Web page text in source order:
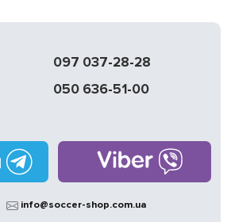
097 037-28-28
050 636-51-00
info@soccer-shop.com.ua